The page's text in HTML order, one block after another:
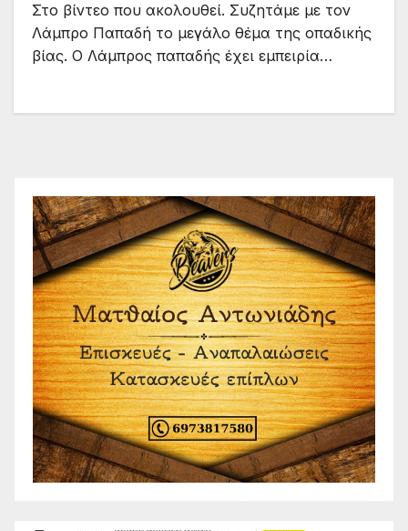
Στο βίντεο που ακολουθεί. Συζητάμε με τον
Λάμπρο Παπαδή το μεγάλο θέμα της οπαδικής
βίας. Ο Λάμπρος παπαδής έχει εμπειρία…